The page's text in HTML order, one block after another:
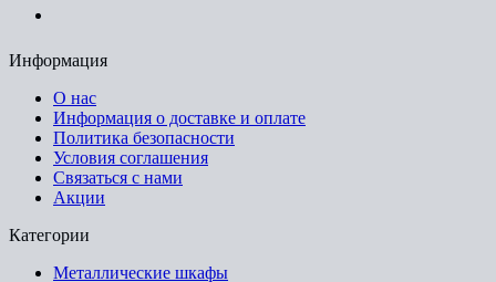
Информация
О нас
Информация о доставке и оплате
Политика безопасности
Условия соглашения
Связаться с нами
Акции
Категории
Металлические шкафы